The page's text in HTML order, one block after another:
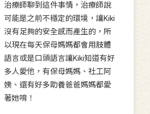
治療師聊到這件事情，治療師說
可能是之前不穩定的環境，讓Kiki
沒有足夠的安全感而產生的，所
以現在每天保母媽媽都會用肢體
語言或是口頭語言讓Kiki知道有好
多人愛他，有保母媽媽、社工阿
姨、還有好多助養爸爸媽媽都愛
著她唷！